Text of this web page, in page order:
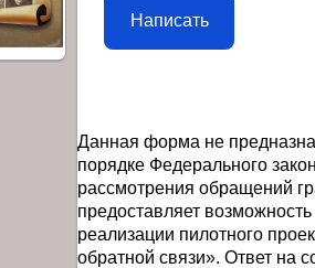
Написать
Данная форма не
порядке Федерального
рассмотрения обращений
предоставляет
реализации пилотного
обратной связи». Ответ на